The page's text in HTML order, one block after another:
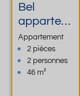
Bel
appartem
ent T2
classé 3*
résidence
le palais
Appartement
2 pièces
2 personnes
46 m²